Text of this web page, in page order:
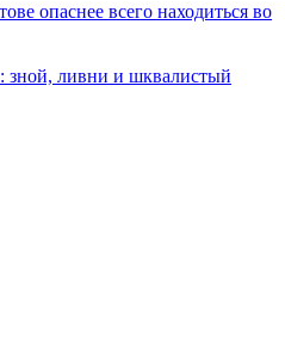
опаснее всего находиться во
зной, ливни и шквалистый